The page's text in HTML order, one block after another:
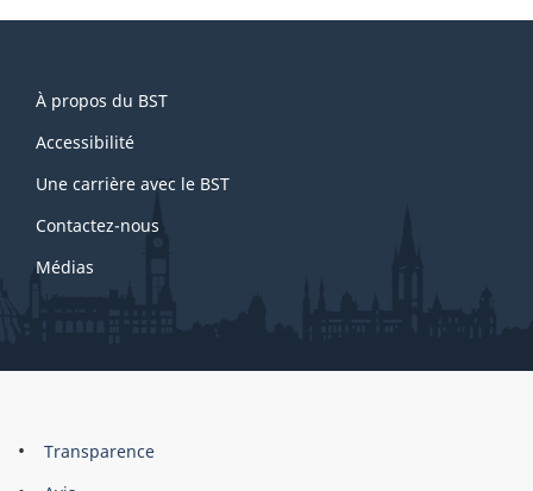
this
site
À propos du BST
Accessibilité
Une carrière avec le BST
Contactez-nous
Médias
About
this
Brand
Transparence